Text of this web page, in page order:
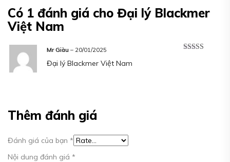
Có 1 đánh giá cho Đại lý Blackmer
Việt Nam
Mr Giàu – 20/01/2025
Đại lý Blackmer Việt Nam
Thêm đánh giá
Đánh giá của bạn *
Nội dung đánh giá *